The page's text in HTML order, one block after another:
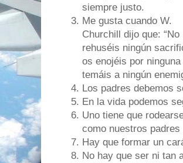
siempre justo.
Me gusta cuando W.
Churchill dijo que: “No
rehuséis ningún
os enojéis por
temáis a ningún
Los padres debemos
En la vida podemos
Uno tiene que
como nuestros
Hay que formar un
No hay que ser ni tan